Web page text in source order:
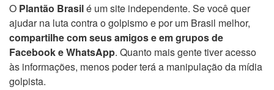
O Plantão Brasilé um site independente. Se você quer
ajudar na luta contra o golpismo e por um Brasil melhor,
compartilhe com seus amigos e em grupos de
Facebook e WhatsApp. Quanto mais gente tiver acesso
às informações, menos poder terá a manipulação da mídia
golpista.